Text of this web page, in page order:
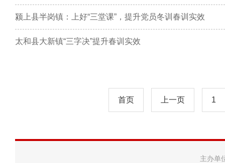
颍上县半岗镇：上好“三堂课”，提升党员冬训春训实效
太和县大新镇“三字决”提升春训实效
首页 上一页 1
主办单